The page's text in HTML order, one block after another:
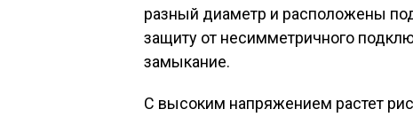
разный диаметр и расположены
защиту от несимметричного
замыкание.
С высоким напряжением растет